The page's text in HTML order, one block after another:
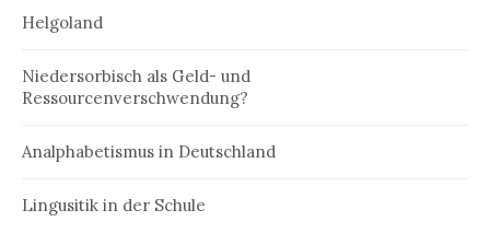
Helgoland
Niedersorbisch als Geld- und
Ressourcenverschwendung?
Analphabetismus in Deutschland
Lingusitik in der Schule